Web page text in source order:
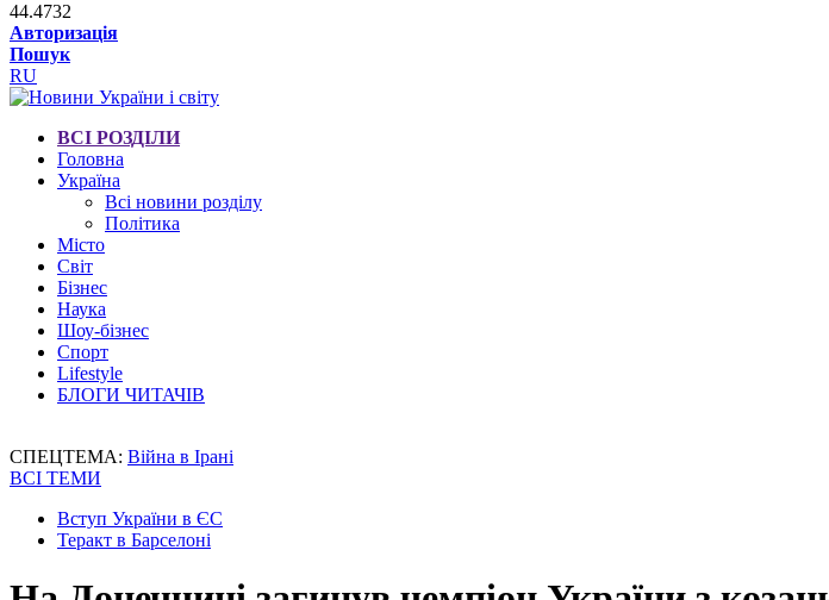
44.4732
Авторизація
Пошук
RU
ВСІ РОЗДІЛИ
Головна
Україна
Всі новини розділу
Політика
Місто
Світ
Бізнес
Наука
Шоу-бізнес
Спорт
Lifestyle
БЛОГИ ЧИТАЧІВ
СПЕЦТЕМА: Війна в Ірані
ВСІ ТЕМИ
Вступ України в ЄС
Теракт в Барселоні